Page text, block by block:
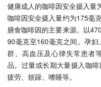
健康成人的咖啡因安全摄入量
咖啡因安全摄入量约为175毫
膳食咖啡因的主要来源。以
90毫克至160毫克之间。孕
群、高血压及心律失常患者
品。过量或长期大量摄入咖啡
疲劳、烦躁、嗜睡等。